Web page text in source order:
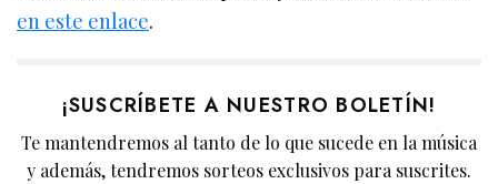
en este enlace.
¡SUSCRÍBETE A NUESTRO BOLETÍN!
Te mantendremos al tanto de lo que sucede en la música
y además, tendremos sorteos exclusivos para suscrites.